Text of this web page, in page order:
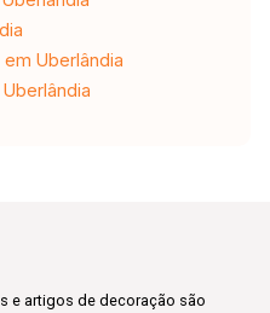
Uberlândia
e artigos de decoração são